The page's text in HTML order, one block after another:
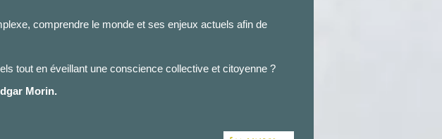
inspirantes
comprendre le monde et ses enjeux actuels afin de
tout en éveillant une conscience collective et citoyenne ?
Morin.